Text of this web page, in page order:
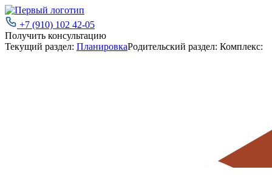
+7 (910) 102 42-05
Получить консультацию
Текущий раздел: ПланировкаРодительский раздел: Комплекс: